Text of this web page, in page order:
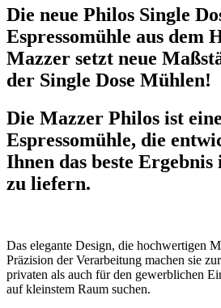
Die neue Philos Single
Espressomühle aus dem
Mazzer setzt neue
der Single Dose Mühlen!
Die Mazzer Philos ist
Espressomühle, die
Ihnen das beste Ergebnis
zu liefern.
Das elegante Design, die hochwertigen
Präzision der Verarbeitung machen sie
privaten als auch für den gewerblichen
auf kleinstem Raum suchen.